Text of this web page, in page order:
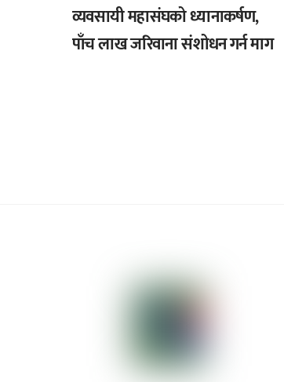
व्यवसायी महासंघको ध्यानाकर्षण,
पाँच लाख जरिवाना संशोधन गर्न माग